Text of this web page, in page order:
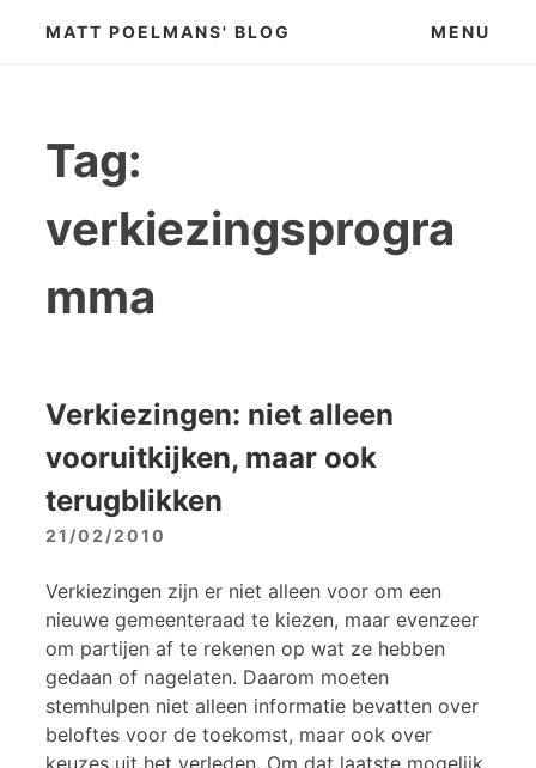
MATT POELMANS' BLOG MENU
Tag:
verkiezingsprogra
mma
Verkiezingen: niet alleen
vooruitkijken, maar ook
terugblikken
21/02/2010
Verkiezingen zijn er niet alleen voor om een
nieuwe gemeenteraad te kiezen, maar evenzeer
om partijen af te rekenen op wat ze hebben
gedaan of nagelaten. Daarom moeten
stemhulpen niet alleen informatie bevatten over
beloftes voor de toekomst, maar ook over
keuzes uit het verleden. Om dat laatste mogelijk